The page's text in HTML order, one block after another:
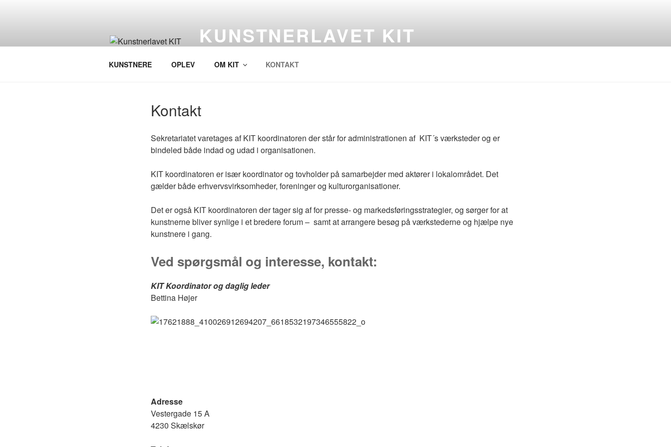
KUNSTNERLAVET KIT
KUNSTNERE OPLEV OM KIT KONTAKT
Kontakt
Sekretariatet varetages af KIT koordinatoren der står for administrationen af KIT´s værksteder og er
bindeled både indad og udad i organisationen.
KIT koordinatoren er især koordinator og tovholder på samarbejder med aktører i lokalområdet. Det
gælder både erhvervsvirksomheder, foreninger og kulturorganisationer.
Det er også KIT koordinatoren der tager sig af for presse- og markedsføringsstrategier, og sørger for at
kunstnerne bliver synlige i et bredere forum – samt at arrangere besøg på værkstederne og hjælpe nye
kunstnere i gang.
Ved spørgsmål og interesse, kontakt:
KIT Koordinator og daglig leder
Bettina Højer
Adresse
Vestergade 15 A
4230 Skælskør